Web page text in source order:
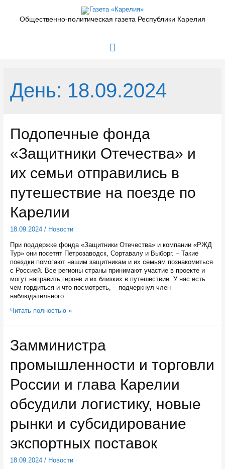
содержимомуОбщественно-политическая газета Республики Карелия
Главное
День: 18.09.2024
Подопечные фонда
«Защитники Отечества» и
их семьи отправились в
путешествие на поезде по
Карелии
18.09.2024/ Новости
При поддержке фонда «Защитники Отечества» и компании «РЖД
Тур» они посетят Петрозаводск, Сортавалу и Выборг. – Такие
поездки помогают нашим защитникам и их семьям познакомиться
с Россией. Все регионы страны принимают участие в проекте и
могут направить героев и их близких в путешествие. У нас есть
чем гордиться и что посмотреть, – подчеркнул член
наблюдательного …
Подопечные
и
их
семьи
отправились
в
путешествие
поезде
Карелии
Читать полностью »
Замминистра
промышленности и торговли
России и глава Карелии
обсудили логистику, новые
рынки и субсидирование
экспортных поставок
18.09.2024/ Новости